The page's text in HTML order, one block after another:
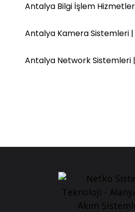
Antalya Bilgi İşlem
Antalya Kamera Sistemleri
Antalya Network Sistemleri